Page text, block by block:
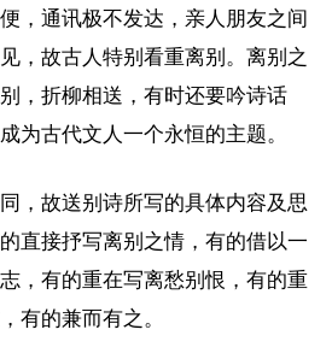
通讯极不发达，亲人朋友之间
，故古人特别看重离别。离别之
，折柳相送，有时还要吟诗话
为古代文人一个永恒的主题。
故送别诗所写的具体内容及思
直接抒写离别之情，有的借以一
，有的重在写离愁别恨，有的重
有的兼而有之。